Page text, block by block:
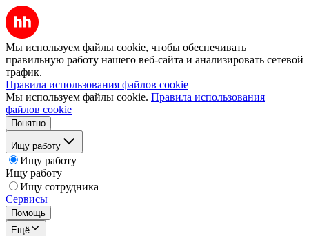
Мы используем файлы cookie, чтобы обеспечивать
правильную работу нашего веб-сайта и анализировать сетевой
трафик.
Правила использования файлов cookie
Мы используем файлы cookie. Правила использования
файлов cookie
Понятно
Ищу работу
Ищу работу
Ищу работу
Ищу сотрудника
Сервисы
Помощь
Ещё